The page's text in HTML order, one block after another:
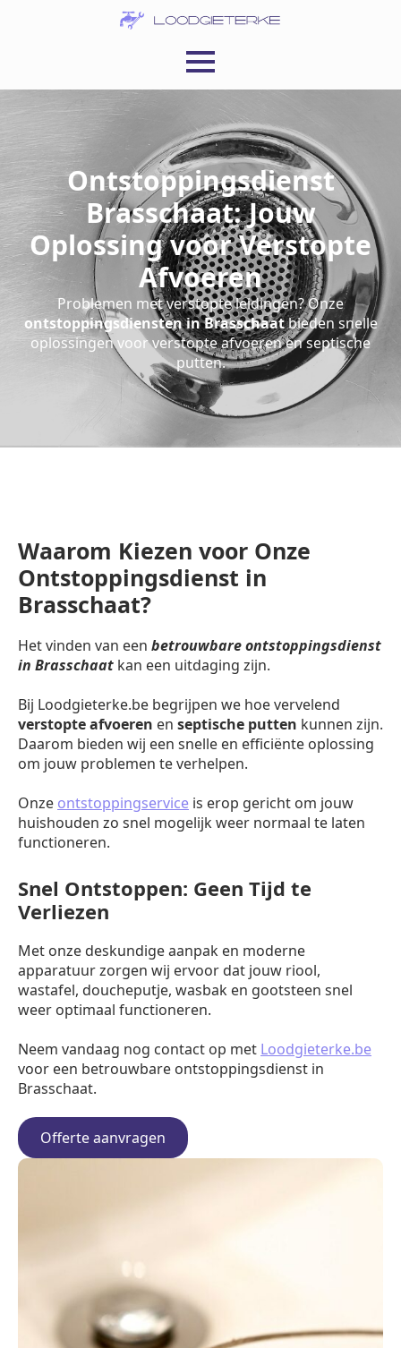
Ontstoppingsdienst
Brasschaat: Jouw
Oplossing voor Verstopte
Afvoeren
Problemen met verstopte leidingen? Onze
ontstoppingsdiensten in Brasschaatbieden snelle
oplossingen voor verstopte afvoeren en septische
putten.
Waarom Kiezen voor Onze
Ontstoppingsdienst in
Brasschaat?
Het vinden van een betrouwbare ontstoppingsdienst
in Brasschaat kan een uitdaging zijn.
Bij Loodgieterke.be begrijpen we hoe vervelend
verstopte afvoeren en septische putten kunnen zijn.
Daarom bieden wij een snelle en efficiënte oplossing
om jouw problemen te verhelpen.
Onze ontstoppingservice is erop gericht om jouw
huishouden zo snel mogelijk weer normaal te laten
functioneren.
Snel Ontstoppen: Geen Tijd te
Verliezen
Met onze deskundige aanpak en moderne
apparatuur zorgen wij ervoor dat jouw riool,
wastafel, doucheputje, wasbak en gootsteen snel
weer optimaal functioneren.
Neem vandaag nog contact op met Loodgieterke.be
voor een betrouwbare ontstoppingsdienst in
Brasschaat.
Offerte aanvragen